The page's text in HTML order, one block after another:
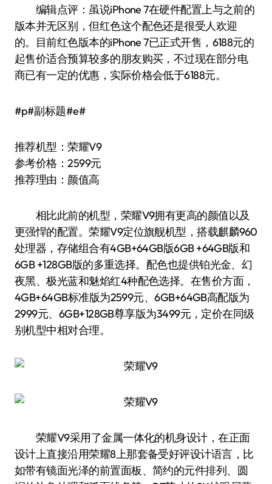
编辑点评：虽说iPhone 7在硬件配置上与之前的
版本并无区别，但红色这个配色还是很受人欢迎
的。目前红色版本的iPhone 7已正式开售，6188元的
起售价适合预算较多的朋友购买，不过现在部分电
商已有一定的优惠，实际价格会低于6188元。
#p#副标题#e#
推荐机型：荣耀V9
参考价格：2599元
推荐理由：颜值高
相比此前的机型，荣耀V9拥有更高的颜值以及
更强悍的配置。荣耀V9定位旗舰机型，搭载麒麟960
处理器，存储组合有4GB+64GB版6GB +64GB版和
6GB +128GB版的多重选择。配色也提供铂光金、幻
夜黑、极光蓝和魅焰红4种配色选择。在售价方面，
4GB+64GB标准版为2599元、6GB+64GB高配版为
2999元、6GB+128GB尊享版为3499元，定价在同级
别机型中相对合理。
荣耀V9采用了金属一体化的机身设计，在正面
设计上直接沿用荣耀8上那套备受好评设计语言，比
如带有镜面光泽的前置面板、简约的元件排列、圆